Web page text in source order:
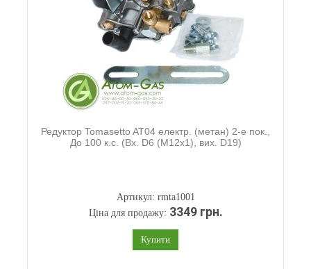
Редуктор Tomasetto AT04 електр. (метан) 2-е пок.,
До 100 к.с. (Вх. D6 (М12х1), вих. D19)
Артикул: rmta1001
Ціна для продажу: 3349 грн.
Купити